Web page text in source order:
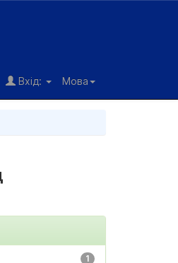
Мова
Вхід:
1